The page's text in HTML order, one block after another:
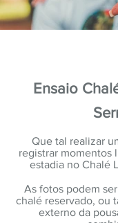
Ensaio
Que tal realizar
registrar momentos
estadia no Chalé
As fotos podem
chalé reservado, ou
externo da